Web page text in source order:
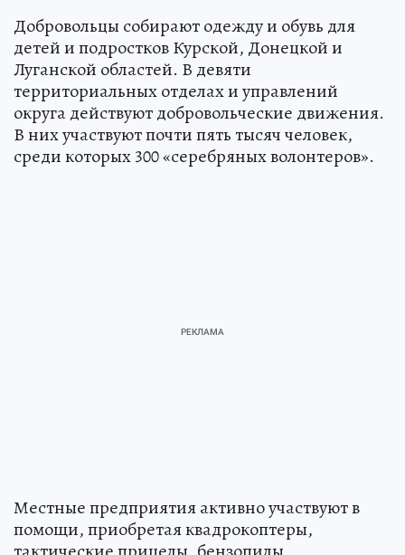
Добровольцы собирают одежду и обувь для
детей и подростков Курской, Донецкой и
Луганской областей. В девяти
территориальных отделах и управлений
округа действуют добровольческие движения.
В них участвуют почти пять тысяч человек,
среди которых 300 «серебряных волонтеров».
Местные предприятия активно участвуют в
помощи, приобретая квадрокоптеры,